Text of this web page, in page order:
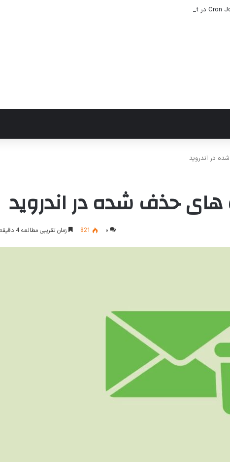
در اندروید
های حذف شده در اندروید
۰ 821 زمان تقریبی مطالعه 4 دقیقه